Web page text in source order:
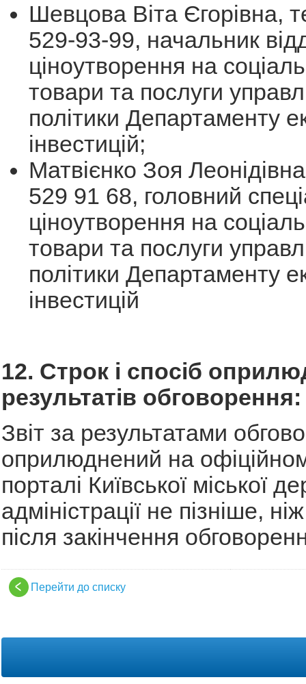
Шевцова Віта Єгорівна,
529-93-99, начальник
ціноутворення на
товари та послуги
політики Департаменту
інвестицій;
Матвієнко Зоя
529 91 68, головний
ціноутворення на
товари та послуги
політики Департаменту
інвестицій
12. Строк і спосіб
результатів обговорення:
Звіт за результатами
оприлюднений на
порталі Київської міської
адміністрації не пізніше,
після закінчення
Перейти до списку